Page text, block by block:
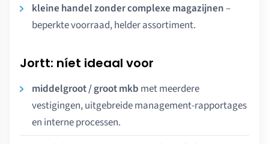
kleine handel zonder complexe magazijnen–
beperkte voorraad, helder assortiment.
Jortt: níet ideaal voor
middelgroot / groot mkb met meerdere
vestigingen, uitgebreide management-rapportages
en interne processen.